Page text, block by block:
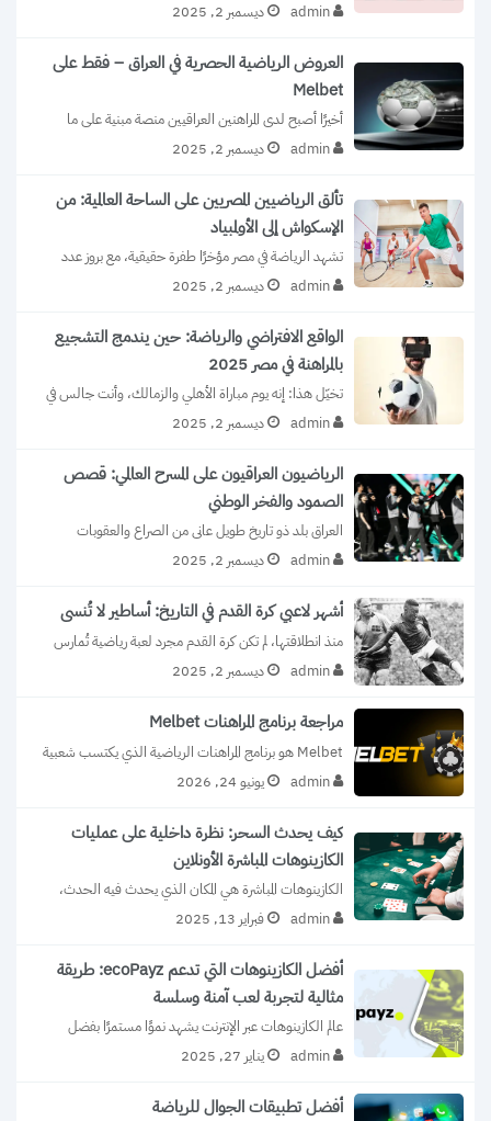
نقدًا؟  ربما حدث...
admin ديسمبر 2, 2025
العروض الرياضية الحصرية في العراق – فقط على
Melbet
يريدونه بالفعل. العروض الرياضية الحصرية...
admin ديسمبر 2, 2025
تألق الرياضيين المصريين على الساحة العالمية: من
الإسكواش إلى الأولمبياد
متزايد من المواهب الشابة...
admin ديسمبر 2, 2025
الواقع الافتراضي والرياضة: حين يندمج التشجيع
بالمراهنة في مصر 2025
شرفة منزلك بالقاهرة، ترتدي...
admin ديسمبر 2, 2025
الرياضيون العراقيون على المسرح العالمي: قصص
الصمود والفخر الوطني
والعزلة مرات عديدة. ومع ذلك،...
admin ديسمبر 2, 2025
أشهر لاعبي كرة القدم في التاريخ: أساطير لا تُنسى
على المستطيل الأخضر، بل...
admin ديسمبر 2, 2025
مراجعة برنامج المراهنات Melbet
سريعة بين المراهنين على مستوى العالم،...
admin يونيو 24, 2026
كيف يحدث السحر: نظرة داخلية على عمليات
الكازينوهات المباشرة الأونلاين
حيث تقدم لك الإثارة التي يوفرها...
admin فبراير 13, 2025
أفضل الكازينوهات التي تدعم ecoPayz: طريقة
مثالية لتجربة لعب آمنة وسلسة
الابتكارات التقنية التي تهدف إلى تحسين...
admin يناير 27, 2025
أفضل تطبيقات الجوال للرياضة